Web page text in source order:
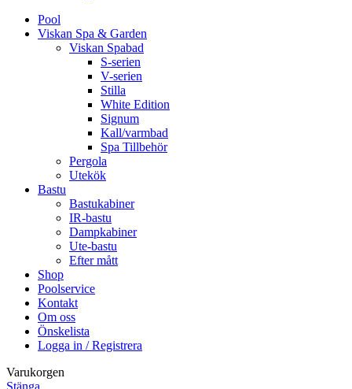
Pool
Viskan Spa & Garden
Viskan Spabad
S-serien
V-serien
Stilla
White Edition
Signum
Kall/varmbad
Spa Tillbehör
Pergola
Utekök
Bastu
Bastukabiner
IR-bastu
Dampkabiner
Ute-bastu
Efter mått
Shop
Poolservice
Kontakt
Om oss
Önskelista
Logga in / Registrera
Varukorgen
Stänga